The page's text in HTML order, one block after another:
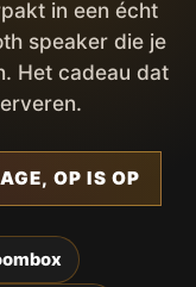
in een écht
speaker die je
Het cadeau dat
OP IS OP